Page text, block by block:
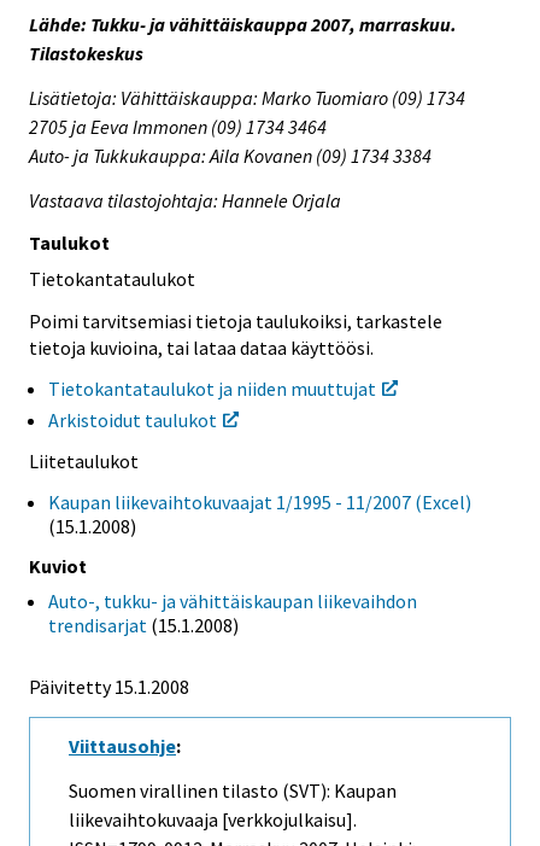
Lähde: Tukku- ja vähittäiskauppa 2007, marraskuu.
Tilastokeskus
Lisätietoja: Vähittäiskauppa: Marko Tuomiaro (09) 1734
2705 ja Eeva Immonen (09) 1734 3464
Auto- ja Tukkukauppa: Aila Kovanen (09) 1734 3384
Vastaava tilastojohtaja: Hannele Orjala
Taulukot
Tietokantataulukot
Poimi tarvitsemiasi tietoja taulukoiksi, tarkastele
tietoja kuvioina, tai lataa dataa käyttöösi.
Tietokantataulukot ja niiden muuttujat
Arkistoidut taulukot
Liitetaulukot
Kaupan liikevaihtokuvaajat 1/1995 - 11/2007 (Excel)
(15.1.2008)
Kuviot
Auto-, tukku- ja vähittäiskaupan liikevaihdon
trendisarjat (15.1.2008)
Päivitetty15.1.2008
Viittausohje:
Suomen virallinen tilasto (SVT): Kaupan
liikevaihtokuvaaja [verkkojulkaisu].